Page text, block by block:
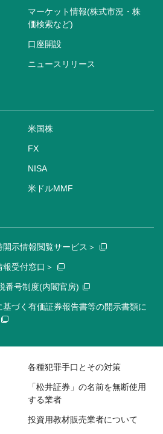
マーケット情報(株式市況・株
価検索など)
口座開設
ニュースリリース
米国株
FX
NISA
米ドルMMF
示情報閲覧サービス＞
受付窓口＞
番号制度(内閣官房)
づく有価証券報告書等の開示書類に
各種犯罪手口とその対策
「松井証券」の名前を無断使用
する業者
投資用教材販売業者について